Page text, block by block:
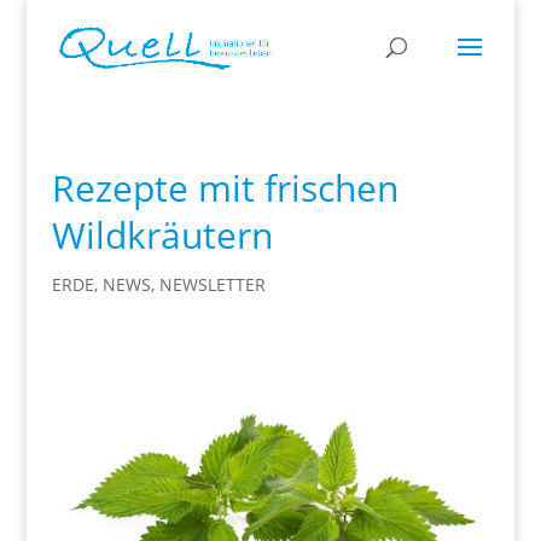
Rezepte mit frischen
Wildkräutern
ERDE, NEWS, NEWSLETTER